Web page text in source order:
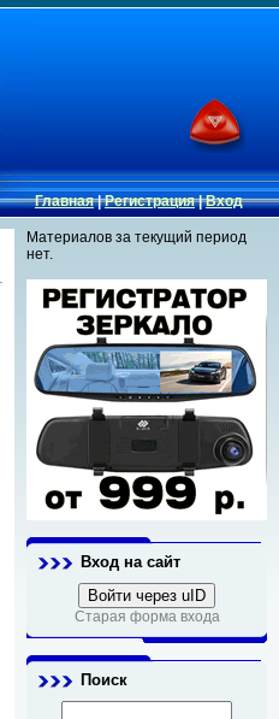
Главная|Регистрация|Вход
Материалов за текущий период
нет.
Вход на сайт
Войти через uID
Старая форма входа
Поиск